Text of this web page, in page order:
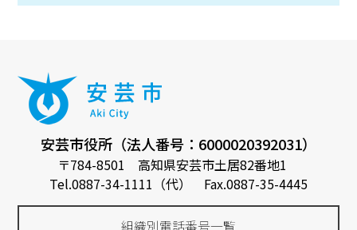
安芸市役所（法人番号：6000020392031）
〒784-8501 高知県安芸市土居82番地1
Tel.0887-34-1111（代） Fax.0887-35-4445
組織別電話番号一覧